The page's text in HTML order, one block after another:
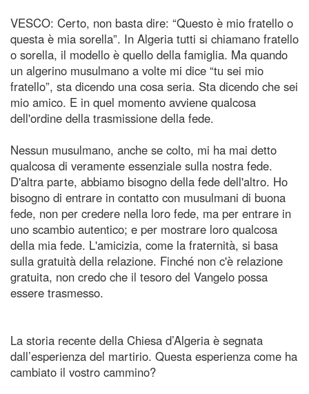
VESCO: Certo, non basta dire: “Questo è mio fratello o
questa è mia sorella”. In Algeria tutti si chiamano fratello
o sorella, il modello è quello della famiglia. Ma quando
un algerino musulmano a volte mi dice “tu sei mio
fratello”, sta dicendo una cosa seria. Sta dicendo che sei
mio amico. E in quel momento avviene qualcosa
dell'ordine della trasmissione della fede.
Nessun musulmano, anche se colto, mi ha mai detto
qualcosa di veramente essenziale sulla nostra fede.
D'altra parte, abbiamo bisogno della fede dell'altro. Ho
bisogno di entrare in contatto con musulmani di buona
fede, non per credere nella loro fede, ma per entrare in
uno scambio autentico; e per mostrare loro qualcosa
della mia fede. L'amicizia, come la fraternità, si basa
sulla gratuità della relazione. Finché non c'è relazione
gratuita, non credo che il tesoro del Vangelo possa
essere trasmesso.
La storia recente della Chiesa d’Algeria è segnata
dall’esperienza del martirio. Questa esperienza come ha
cambiato il vostro cammino?